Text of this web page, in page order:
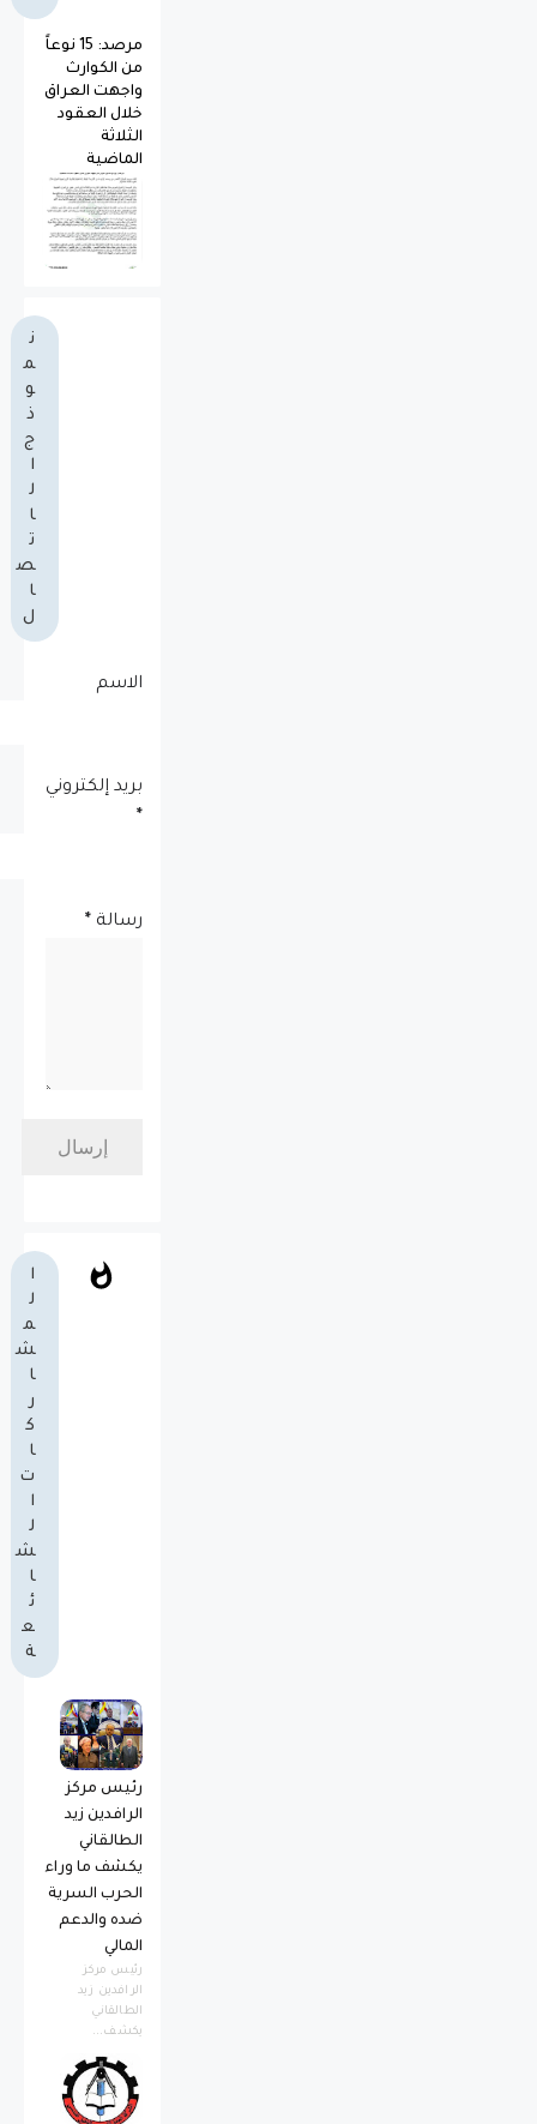
مرصد: 15 نوعاً
من الكوارث
واجهت العراق
خلال العقود
الثلاثة
الماضية
ن
م
و
ذ
ج
ا
ل
ا
ت
ص
ا
ل
الاسم
بريد إلكتروني
*
رسالة *
ا
ل
م
ش
ا
ر
ك
ا
ت
ا
ل
ش
ا
ئ
ع
ة
رئيس مركز
الرافدين زيد
الطالقاني
يكشف ما وراء
الحرب السرية
ضده والدعم
المالي
رئيس مركز
الرافدين زيد
الطالقاني
يكشف...